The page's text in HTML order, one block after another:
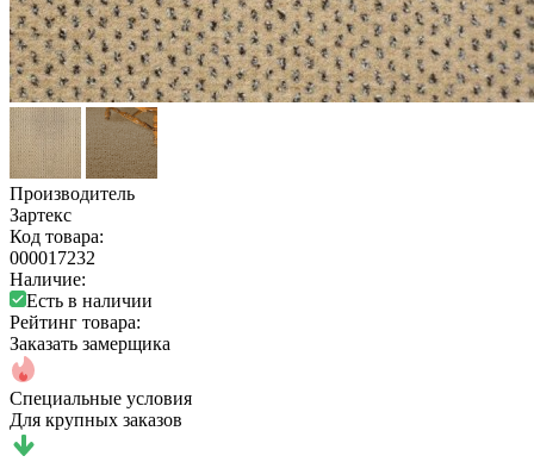
Производитель
Зартекс
Код товара:
000017232
Наличие:
Есть в наличии
Рейтинг товара:
Заказать замерщика
Специальные условия
Для крупных заказов